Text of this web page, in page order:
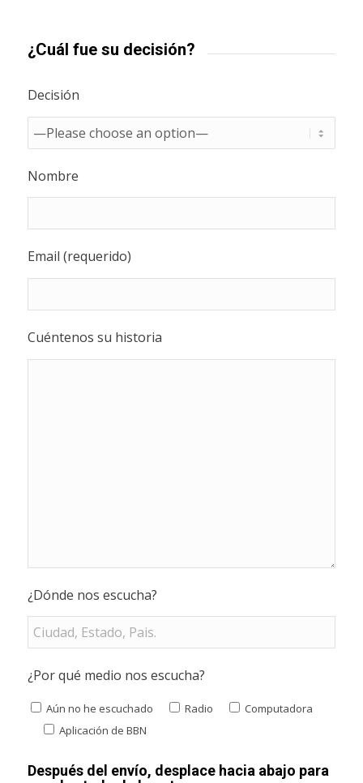
¿Cuál fue su decisión?
Decisión
Nombre
Email (requerido)
Cuéntenos su historia
¿Dónde nos escucha?
¿Por qué medio nos escucha?
Aún no he escuchado Radio
Computadora
Aplicación de BBN
Después del envío, desplace hacia abajo para